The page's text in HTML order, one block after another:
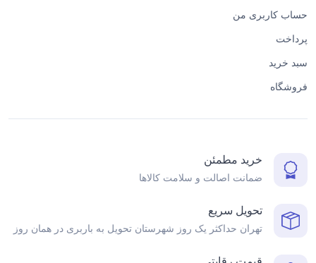
حساب کاربری من
پرداخت
سبد خرید
فروشگاه
خرید مطمئن
ضمانت اصالت و سلامت کالاها
تحویل سریع
تهران حداکثر یک روز شهرستان تحویل به باربری در همان روز